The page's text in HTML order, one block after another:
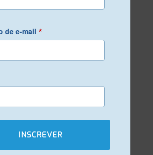
de e-mail *